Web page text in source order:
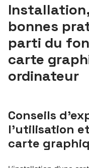
bonnes
parti du
carte
ordinateur
Conseils
l’utilisation
carte